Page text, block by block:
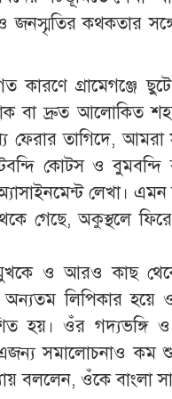
জনস্মৃতির কথকতার
কারণে গ্রামেগঞ্জে
বা দ্রুত আলোকিত শহর,
ফেরার তাগিদে,
কোটস ও
লেখা। এমন
গেছে, অকুস্থলে
ও আরও কাছ
অন্যতম লিপিকার
হয়। ওঁর গদ্যভঙ্গি ও
সমালোচনাও কম
বললেন, ওঁকে বাংলা